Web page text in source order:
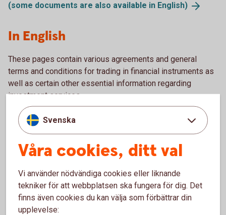
(some documents are also available in English)
In English
These pages contain various agreements and general
terms and conditions for trading in financial instruments as
well as certain other essential information regarding
investment services.
If you are a client of a savings bank, please contact your
savings bank.
Agreements and general terms – clients of
Norway
Svenska
Våra cookies, ditt val
Vi använder nödvändiga cookies eller liknande
tekniker för att webbplatsen ska fungera för dig. Det
finns även cookies du kan välja som förbättrar din
upplevelse: